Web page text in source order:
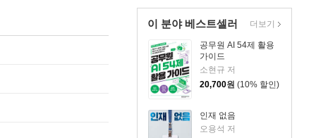
이 분야 베스트셀러
공무원 AI 54제 활용
가이드
소현규 저
20,700원 (10% 할인)
인재 없음
오용석 저
더보기